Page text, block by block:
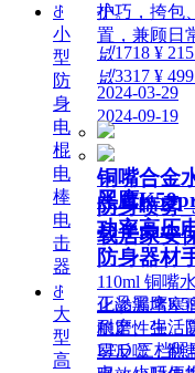
小巧，挎包
置，兼顾日
넶3317 ¥
2024-09-19
黑鹰
功率高压
防身器材
正品黑鹰
耐磨、生活
LED 三档照
护。
넶1718 ¥
2024-03-29
铜嘴合金
防身喷雾
载居家安
110ml 铜嘴
化渗漏堵塞
稳定性强。
雾反噬，翻
ꁕ
小
型
防
身
电
棍
电
棒
电
击
器
ꁕ
大
型
高